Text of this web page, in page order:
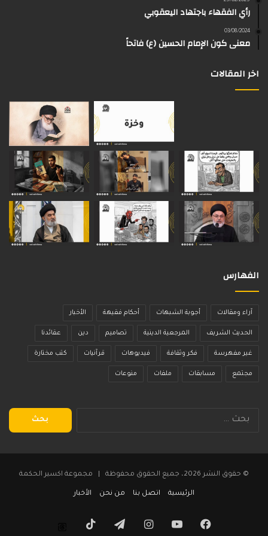
م
رأي الفقهاء باجتهاد اليعقوبي
03/08/2024
معنى كون الإمام الحسين (ع) فاتحاً
اخر المقالات
الفهارس
آراء ومقالات أجوبة الشبهات أحكام فقيهة الأخبار
الحديث الشريف المرجعية الدينية تصاميم دين عقائدنا
غير مفهرسة فكر وثقافة فيديوهات قرآنيات كتب مختارة
مجتمع مسابقات ملفات منوعات
البحث
© حقوق النشر 2026، جميع الحقوق محفوظة | مجموعة اكسير الحكمة
الرئيسية اتصل بنا من نحن الأخبار
فيسبوكيوتيوب انستقرامتيلقرام